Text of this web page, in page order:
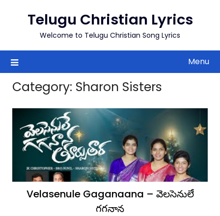
Telugu Christian Lyrics
Welcome to Telugu Christian Song Lyrics
Menu
Category: Sharon Sisters
Velasenule Gaganaana – వెలసెనులే
గగనాన